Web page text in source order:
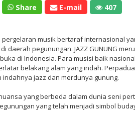
Share E-mail 407
pergelaran musik bertaraf internasional
daerah pegunungan. JAZZ GUNUNG
di Indonesia. Para musisi baik
belakang alam yang indah.
jazz dan merdunya gunung.
nuansa yang berbeda dalam dunia seni
yang telah menjadi simbol